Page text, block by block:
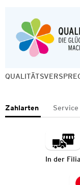
Zahlarten Service
In der